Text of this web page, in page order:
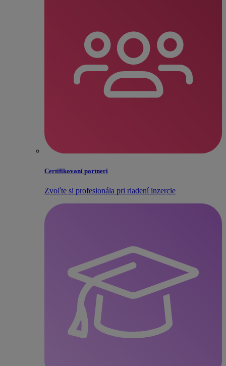
Certifikovaní partneri
Zvoľte si profesionála pri riadení inzercie